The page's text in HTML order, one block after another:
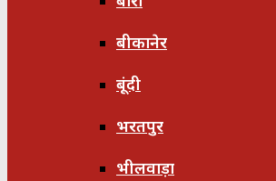
बीकानेर
बूंदी
भरतपुर
भीलवाड़ा